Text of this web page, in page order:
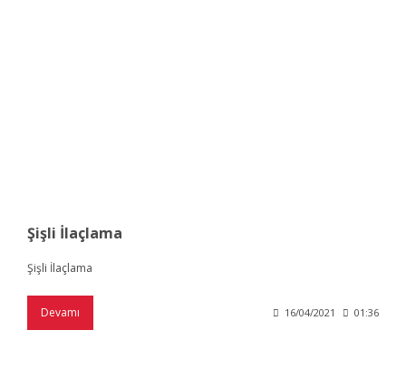
Şişli İlaçlama
Şişli İlaçlama
Devamı 16/04/2021 01:36